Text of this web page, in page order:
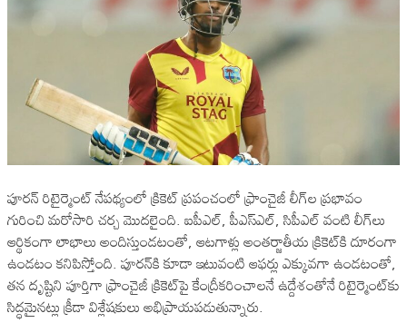
పూరన్ రిటైర్మెంట్ నేపథ్యంలో క్రికెట్ ప్రపంచంలో ఫ్రాంచైజీ లీగ్‌ల ప్రభావం
గురించి మరోసారి చర్చ మొదలైంది. ఐపీఎల్, పీఎస్‌ఎల్, సిపీఎల్ వంటి లీగ్‌లు
ఆర్థికంగా లాభాలు అందిస్తుండటంతో, ఆటగాళ్లు అంతర్జాతీయ క్రికెట్‌కి దూరంగా
ఉండటం కనిపిస్తోంది. పూరన్‌కి కూడా ఇటువంటి ఆఫర్లు ఎక్కువగా ఉండటంతో,
తన దృష్టిని పూర్తిగా ఫ్రాంచైజీ క్రికెట్‌పై కేంద్రీకరించాలనే ఉద్దేశంతోనే రిటైర్మెంట్‌కు
సిద్ధమైనట్లు క్రీడా విశ్లేషకులు అభిప్రాయపడుతున్నారు.